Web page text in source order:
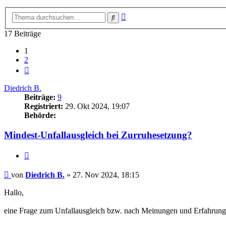
Suche
17 Beiträge
1
2
Diedrich B.
Beiträge: 9
Registriert: 29. Okt 2024, 19:07
Behörde:
Mindest-Unfallausgleich bei Zurruhesetzung?
Beitrag
von Diedrich B. » 27. Nov 2024, 18:15
Hallo,
eine Frage zum Unfallausgleich bzw. nach Meinungen und